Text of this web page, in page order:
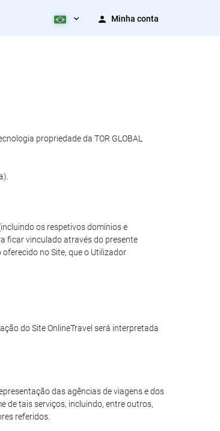
Minha conta
propriedade da TOR GLOBAL
os respetivos domínios e
ficar vinculado através do presente
no Site, que o Utilizador
do Site OnlineTravel será interpretada
das agências de viagens e dos
de tais serviços, incluindo, entre outros,
referidos.